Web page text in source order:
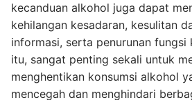
kecanduan alkohol juga dapat
kehilangan kesadaran, kesulitan
informasi, serta penurunan fungsi
itu, sangat penting sekali untuk
menghentikan konsumsi alkohol
mencegah dan menghindari